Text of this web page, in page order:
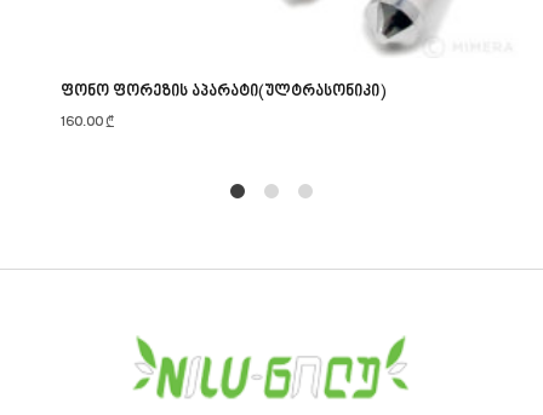
ფონო ფორეზის აპარატი(ულტრასონიკი)
160.00₾